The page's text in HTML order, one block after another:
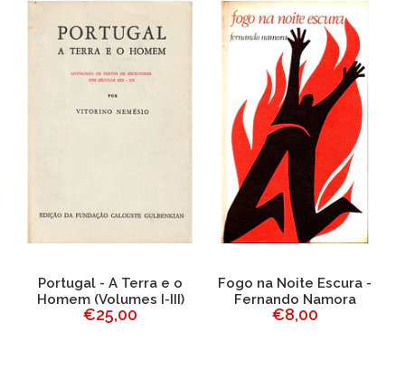
Portugal - A Terra e o
Homem (Volumes I-III)
€25,00
Fogo na Noite Escura -
Fernando Namora
€8,00